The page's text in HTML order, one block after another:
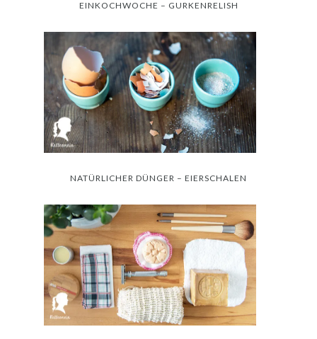
EINKOCHWOCHE – GURKENRELISH
NATÜRLICHER DÜNGER – EIERSCHALEN